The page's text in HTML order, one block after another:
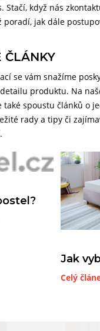
Stačí, když nás
poradí, jak dále
ČLÁNKY
se vám snažíme
produktu. Na
také spoustu článků o
rady a tipy či
Jak
Celý